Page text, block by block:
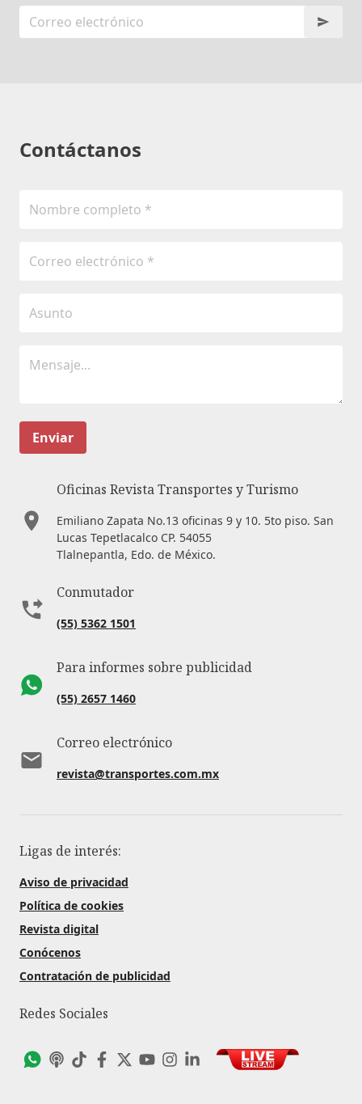
Contáctanos
Enviar
Oficinas Revista Transportes y Turismo
Emiliano Zapata No.13 oficinas 9 y 10. 5to piso. San
Lucas Tepetlacalco CP. 54055
Tlalnepantla, Edo. de México.
Conmutador
(55) 5362 1501
Para informes sobre publicidad
(55) 2657 1460
Correo electrónico
revista@transportes.com.mx
Ligas de interés:
Aviso de privacidad
Política de cookies
Revista digital
Conócenos
Contratación de publicidad
Redes Sociales